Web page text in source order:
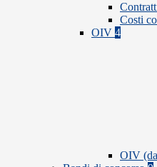
Costi
OIV 4
OIV